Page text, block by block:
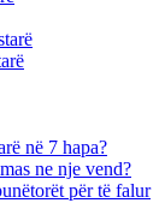
në 7 hapa?
ne nje vend?
për të falur